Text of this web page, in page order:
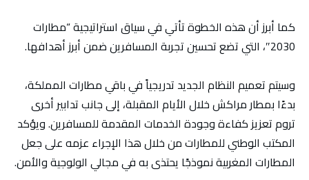
كما أبرز أن هذه الخطوة تأتي في سياق استراتيجية “مطارات
2030″، التي تضع تحسين تجربة المسافرين ضمن أبرز أهدافها.
وسيتم تعميم النظام الجديد تدريجياً في باقي مطارات المملكة،
بدءًا بمطار مراكش خلال الأيام المقبلة، إلى جانب تدابير أخرى
تروم تعزيز كفاءة وجودة الخدمات المقدمة للمسافرين. ويؤكد
المكتب الوطني للمطارات من خلال هذا الإجراء عزمه على جعل
المطارات المغربية نموذجًا يحتذى به في مجالي الولوجية والأمن.